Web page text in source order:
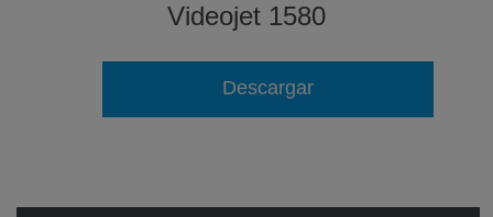
Videojet 1580
Descargar